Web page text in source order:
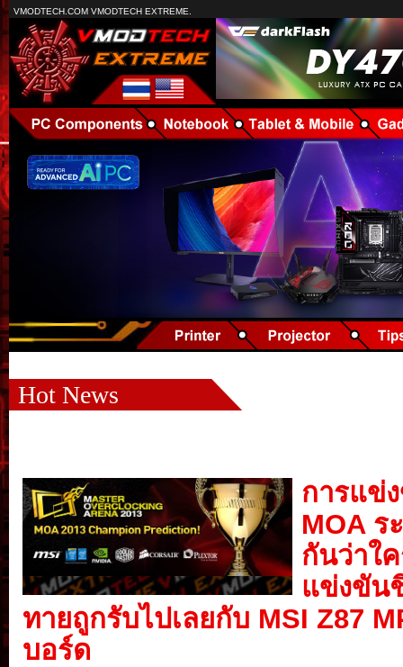
VMODTECH.COM VMODTECH EXTREME.
Hot News
การแข่
MOA ร
กันว่าใ
แข่งขัน
ทายถูกรับไปเลยกับ MSI Z87
บอร์ด